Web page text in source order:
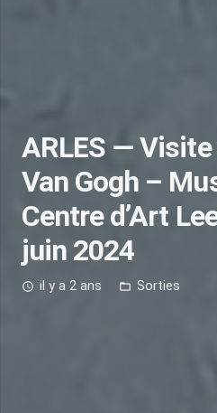
ARLES —
Van Gogh –
Centre d’Art
juin 2024
access_time il y a 2 ans folder_open Sorties